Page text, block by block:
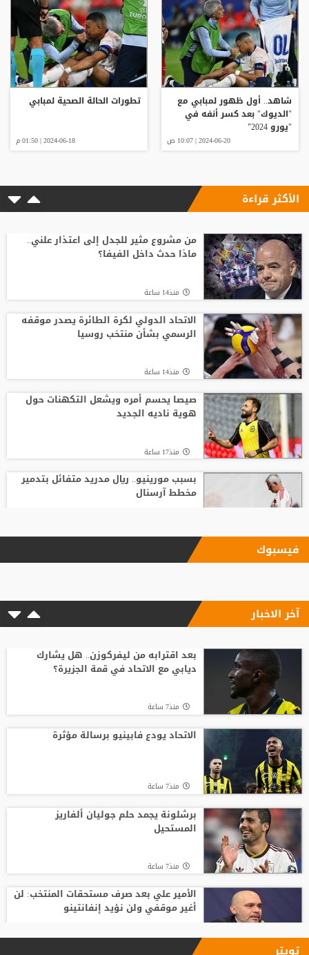
شاهد.. أول ظهور لمبابي مع
"الديوك" بعد كسر أنفه في
"يورو 2024"
2024-06-20 | 10:07 ص
تطورات الحالة الصحية لمبابي
2024-06-18 | 01:50 م
الأكثر قراءة
من مشروع مثير للجدل إلى اعتذار علني..
ماذا حدث داخل الفيفا؟
منذ14 ساعة
الاتحاد الدولي لكرة الطائرة يصدر موقفه
الرسمي بشأن منتخب روسيا
منذ14 ساعة
صيصا يحسم أمره ويشعل التكهنات حول
هوية ناديه الجديد
منذ17 ساعة
بسبب مورينيو.. ريال مدريد متفائل بتدمير
مخطط آرسنال
الاتحاد يودع فابينيو برسالة مؤثرة
رابطة وطنية يعارض ترشيح القطري الخليفي
الفيفا يصرف مكافآت الأردن والأمير علي
يؤكد مجددا عدم دعمه لإنفانتينو
بعمر 16 عاما.. لاعب يدخل تاريخ سبارتاك
موسكو برقم قياسي جديد
فيسبوك
آخر الاخبار
بعد اقترابه من ليفركوزن.. هل يشارك
ديابي مع الاتحاد في قمة الجزيرة؟
منذ7 ساعة
الاتحاد يودع فابينيو برسالة مؤثرة
منذ7 ساعة
برشلونة يجمد حلم جوليان ألفاريز
المستحيل
منذ7 ساعة
الأمير علي بعد صرف مستحقات المنتخب: لن
أغير موقفي ولن نؤيد إنفانتينو
تويتر